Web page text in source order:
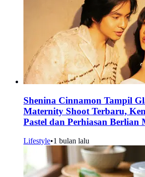
Shenina Cinnamon Tampil
Maternity Shoot Terbaru,
Pastel dan Perhiasan
Lifestyle•1 bulan lalu